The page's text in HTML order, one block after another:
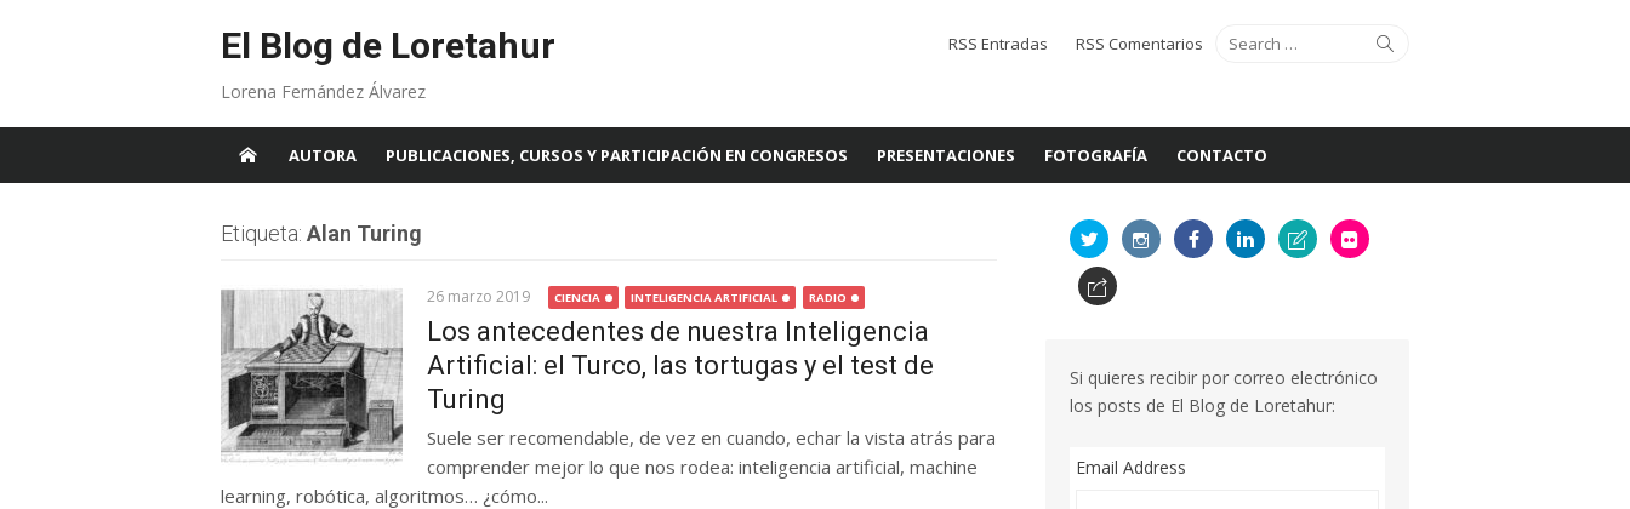
El Blog de Loretahur
Lorena Fernández Álvarez
Search
for:
RSS Entradas RSS Comentarios
AUTORA PUBLICACIONES, CURSOS Y PARTICIPACIÓN EN CONGRESOS PRESENTACIONES FOTOGRAFÍA CONTACTO
Etiqueta: Alan Turing
26 marzo 2019 CIENCIA INTELIGENCIA ARTIFICIAL RADIO
Los antecedentes de nuestra Inteligencia
Artificial: el Turco, las tortugas y el test de
Turing
Suele ser recomendable, de vez en cuando, echar la vista atrás para
comprender mejor lo que nos rodea: inteligencia artificial, machine
learning, robótica, algoritmos… ¿cómo...
Si quieres recibir por correo electrónico
los posts de El Blog de Loretahur:
Email Address